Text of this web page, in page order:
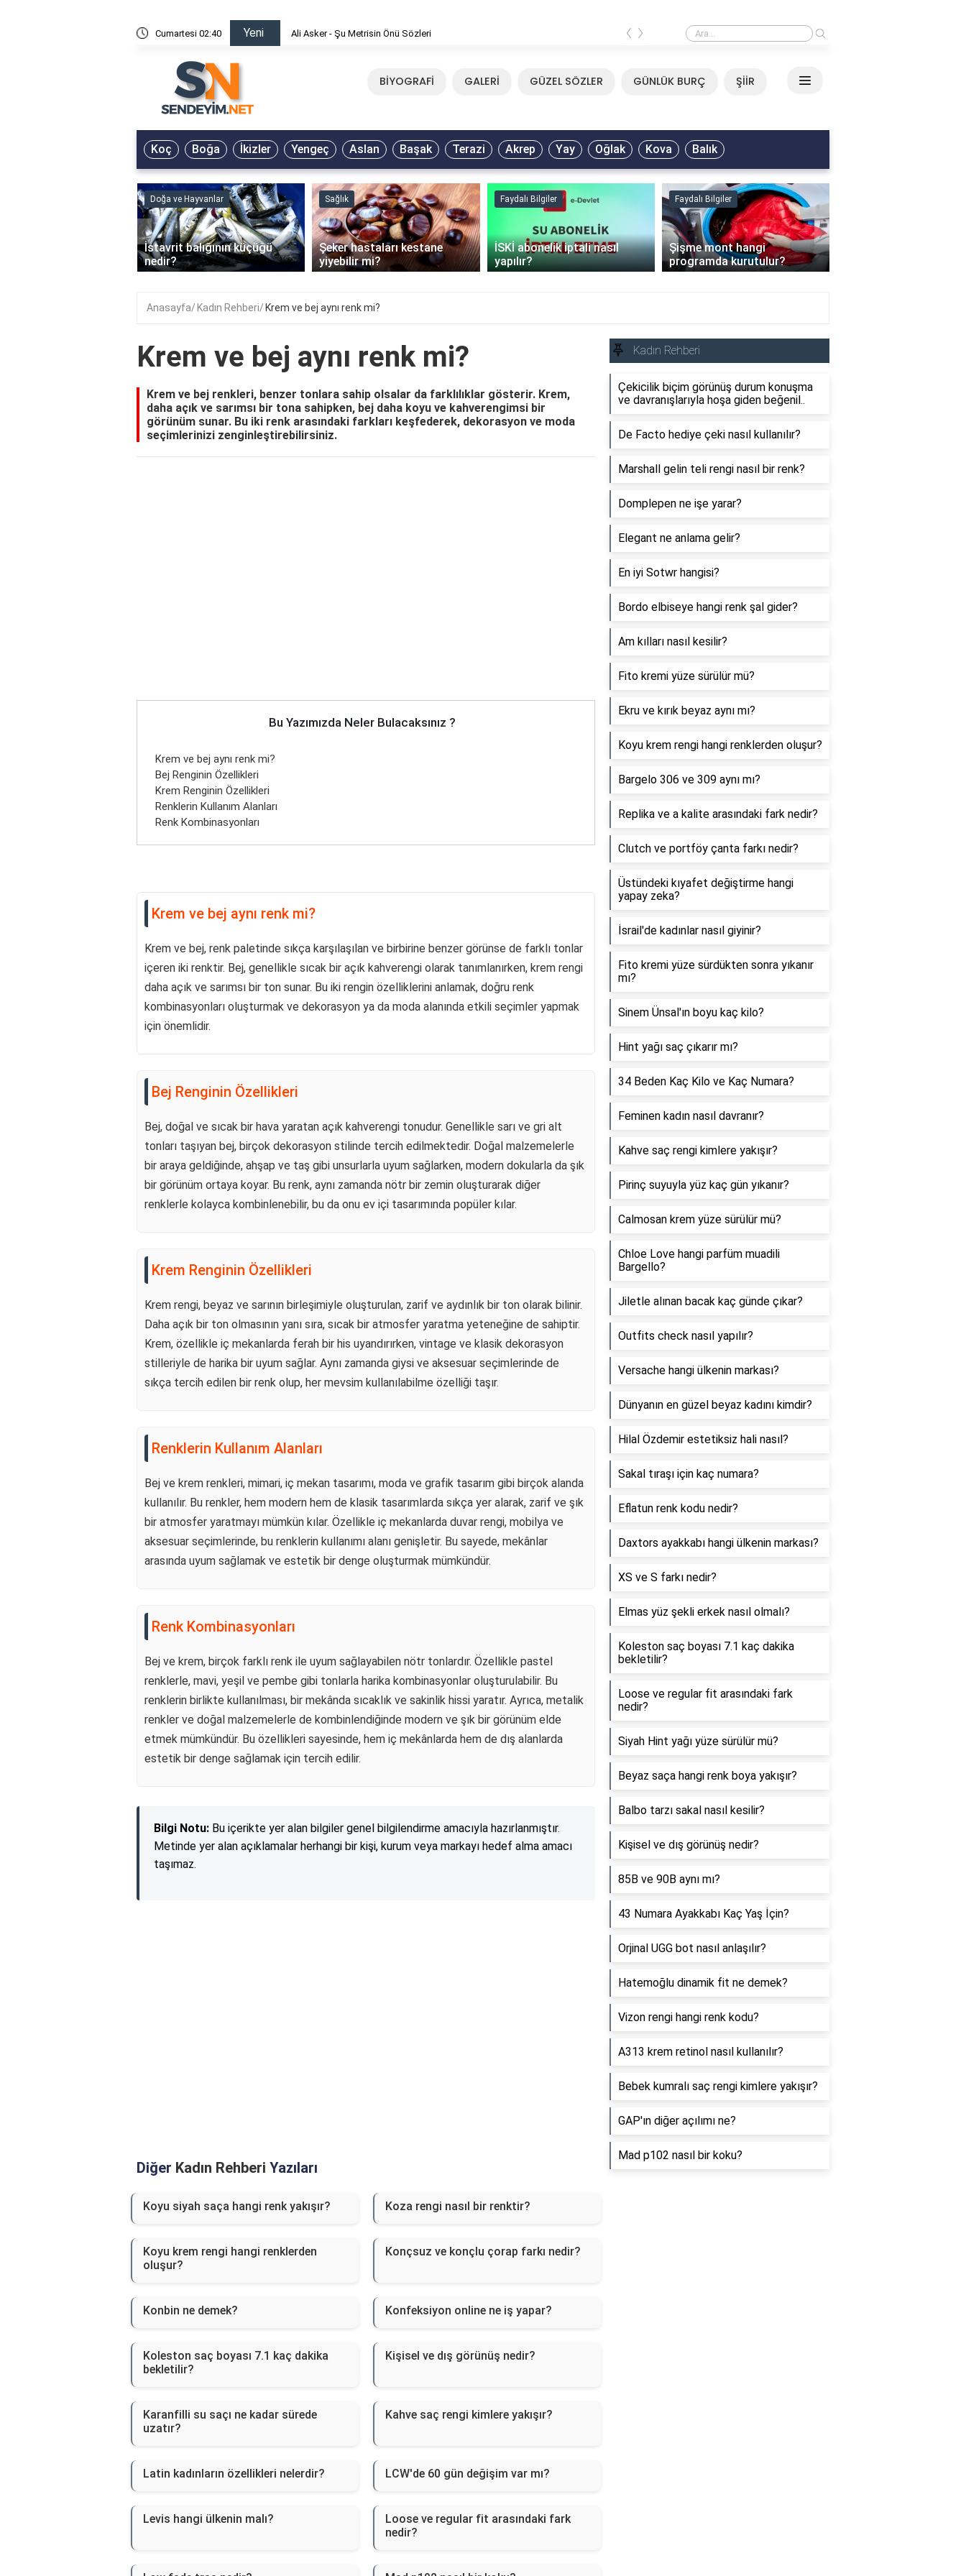
Cumartesi 02:40 Yeni Ali Asker - Şu Metrisin Önü Sözleri Mirkelam - Tavla Sözleri
‹ ›
BİYOGRAFİ GALERİ GÜZEL SÖZLER GÜNLÜK BURÇ ŞİİR
Koç Boğa İkizler Yengeç Aslan Başak Terazi Akrep Yay Oğlak Kova Balık
Doğa ve Hayvanlar
İstavrit balığının küçüğü
nedir?
Sağlık
Şeker hastaları kestane
yiyebilir mi?
Faydalı Bilgiler
İSKİ abonelik iptali nasıl
yapılır?
Faydalı Bilgiler
Şişme mont hangi
programda kurutulur?
‹ ›
Anasayfa Kadın Rehberi Krem ve bej aynı renk mi?
Krem ve bej aynı renk mi?
Krem ve bej renkleri, benzer tonlara sahip olsalar da farklılıklar gösterir. Krem,
daha açık ve sarımsı bir tona sahipken, bej daha koyu ve kahverengimsi bir
görünüm sunar. Bu iki renk arasındaki farkları keşfederek, dekorasyon ve moda
seçimlerinizi zenginleştirebilirsiniz.
Bu Yazımızda Neler Bulacaksınız ?
Krem ve bej aynı renk mi?
Bej Renginin Özellikleri
Krem Renginin Özellikleri
Renklerin Kullanım Alanları
Renk Kombinasyonları
Krem ve bej aynı renk mi?
Krem ve bej, renk paletinde sıkça karşılaşılan ve birbirine benzer görünse de farklı tonlar
içeren iki renktir. Bej, genellikle sıcak bir açık kahverengi olarak tanımlanırken, krem rengi
daha açık ve sarımsı bir ton sunar. Bu iki rengin özelliklerini anlamak, doğru renk
kombinasyonları oluşturmak ve dekorasyon ya da moda alanında etkili seçimler yapmak
için önemlidir.
Bej Renginin Özellikleri
Bej, doğal ve sıcak bir hava yaratan açık kahverengi tonudur. Genellikle sarı ve gri alt
tonları taşıyan bej, birçok dekorasyon stilinde tercih edilmektedir. Doğal malzemelerle
bir araya geldiğinde, ahşap ve taş gibi unsurlarla uyum sağlarken, modern dokularla da şık
bir görünüm ortaya koyar. Bu renk, aynı zamanda nötr bir zemin oluşturarak diğer
renklerle kolayca kombinlenebilir, bu da onu ev içi tasarımında popüler kılar.
Krem Renginin Özellikleri
Krem rengi, beyaz ve sarının birleşimiyle oluşturulan, zarif ve aydınlık bir ton olarak bilinir.
Daha açık bir ton olmasının yanı sıra, sıcak bir atmosfer yaratma yeteneğine de sahiptir.
Krem, özellikle iç mekanlarda ferah bir his uyandırırken, vintage ve klasik dekorasyon
stilleriyle de harika bir uyum sağlar. Aynı zamanda giysi ve aksesuar seçimlerinde de
sıkça tercih edilen bir renk olup, her mevsim kullanılabilme özelliği taşır.
Renklerin Kullanım Alanları
Bej ve krem renkleri, mimari, iç mekan tasarımı, moda ve grafik tasarım gibi birçok alanda
kullanılır. Bu renkler, hem modern hem de klasik tasarımlarda sıkça yer alarak, zarif ve şık
bir atmosfer yaratmayı mümkün kılar. Özellikle iç mekanlarda duvar rengi, mobilya ve
aksesuar seçimlerinde, bu renklerin kullanımı alanı genişletir. Bu sayede, mekânlar
arasında uyum sağlamak ve estetik bir denge oluşturmak mümkündür.
Renk Kombinasyonları
Bej ve krem, birçok farklı renk ile uyum sağlayabilen nötr tonlardır. Özellikle pastel
renklerle, mavi, yeşil ve pembe gibi tonlarla harika kombinasyonlar oluşturulabilir. Bu
renklerin birlikte kullanılması, bir mekânda sıcaklık ve sakinlik hissi yaratır. Ayrıca, metalik
renkler ve doğal malzemelerle de kombinlendiğinde modern ve şık bir görünüm elde
etmek mümkündür. Bu özellikleri sayesinde, hem iç mekânlarda hem de dış alanlarda
estetik bir denge sağlamak için tercih edilir.
Bilgi Notu: Bu içerikte yer alan bilgiler genel bilgilendirme amacıyla hazırlanmıştır.
Metinde yer alan açıklamalar herhangi bir kişi, kurum veya markayı hedef alma amacı
taşımaz.
Diğer Kadın Rehberi Yazıları
Koyu siyah saça hangi renk yakışır? Koza rengi nasıl bir renktir?
Koyu krem rengi hangi renklerden
oluşur?
Konçsuz ve konçlu çorap farkı nedir?
Konbin ne demek? Konfeksiyon online ne iş yapar?
Koleston saç boyası 7.1 kaç dakika
bekletilir?
Kişisel ve dış görünüş nedir?
Karanfilli su saçı ne kadar sürede
uzatır?
Kahve saç rengi kimlere yakışır?
Latin kadınların özellikleri nelerdir? LCW'de 60 gün değişim var mı?
Levis hangi ülkenin malı?
Loose ve regular fit arasındaki fark
nedir?
Kadın Rehberi
Çekicilik biçim görünüş durum konuşma
ve davranışlarıyla hoşa giden beğenil..
De Facto hediye çeki nasıl kullanılır?
Marshall gelin teli rengi nasıl bir renk?
Domplepen ne işe yarar?
Elegant ne anlama gelir?
En iyi Sotwr hangisi?
Bordo elbiseye hangi renk şal gider?
Am kılları nasıl kesilir?
Fito kremi yüze sürülür mü?
Ekru ve kırık beyaz aynı mı?
Koyu krem rengi hangi renklerden oluşur?
Bargelo 306 ve 309 aynı mı?
Replika ve a kalite arasındaki fark nedir?
Clutch ve portföy çanta farkı nedir?
Üstündeki kıyafet değiştirme hangi
yapay zeka?
İsrail'de kadınlar nasıl giyinir?
Fito kremi yüze sürdükten sonra yıkanır
mı?
Sinem Ünsal'ın boyu kaç kilo?
Hint yağı saç çıkarır mı?
34 Beden Kaç Kilo ve Kaç Numara?
Feminen kadın nasıl davranır?
Kahve saç rengi kimlere yakışır?
Pirinç suyuyla yüz kaç gün yıkanır?
Calmosan krem yüze sürülür mü?
Chloe Love hangi parfüm muadili
Bargello?
Jiletle alınan bacak kaç günde çıkar?
Outfits check nasıl yapılır?
Versache hangi ülkenin markası?
Dünyanın en güzel beyaz kadını kimdir?
Hilal Özdemir estetiksiz hali nasıl?
Sakal tıraşı için kaç numara?
Eflatun renk kodu nedir?
Daxtors ayakkabı hangi ülkenin markası?
XS ve S farkı nedir?
Elmas yüz şekli erkek nasıl olmalı?
Koleston saç boyası 7.1 kaç dakika
bekletilir?
Loose ve regular fit arasındaki fark
nedir?
Siyah Hint yağı yüze sürülür mü?
Beyaz saça hangi renk boya yakışır?
Balbo tarzı sakal nasıl kesilir?
Kişisel ve dış görünüş nedir?
85B ve 90B aynı mı?
43 Numara Ayakkabı Kaç Yaş İçin?
Orjinal UGG bot nasıl anlaşılır?
Hatemoğlu dinamik fit ne demek?
Vizon rengi hangi renk kodu?
A313 krem retinol nasıl kullanılır?
Bebek kumralı saç rengi kimlere yakışır?
GAP'ın diğer açılımı ne?
Mad p102 nasıl bir koku?